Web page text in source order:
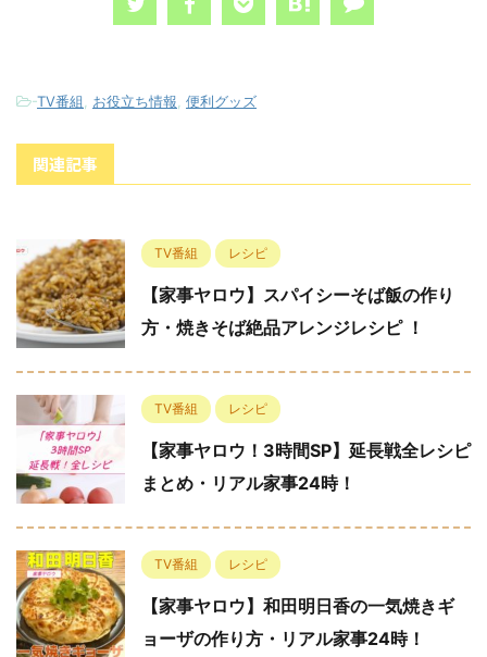
-TV番組, お役立ち情報, 便利グッズ
関連記事
TV番組 レシピ
【家事ヤロウ】スパイシーそば飯の作り
方・焼きそば絶品アレンジレシピ ！
TV番組 レシピ
【家事ヤロウ！3時間SP】延長戦全レシピ
まとめ・リアル家事24時！
TV番組 レシピ
【家事ヤロウ】和田明日香の一気焼きギ
ョーザの作り方・リアル家事24時！